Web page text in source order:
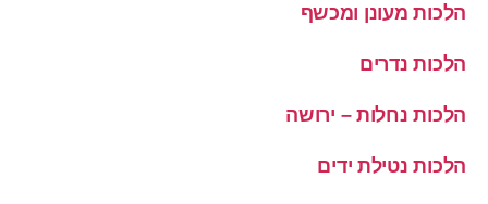
הלכות מעונן ומכשף
הלכות נדרים
הלכות נחלות – ירושה
הלכות נטילת ידים